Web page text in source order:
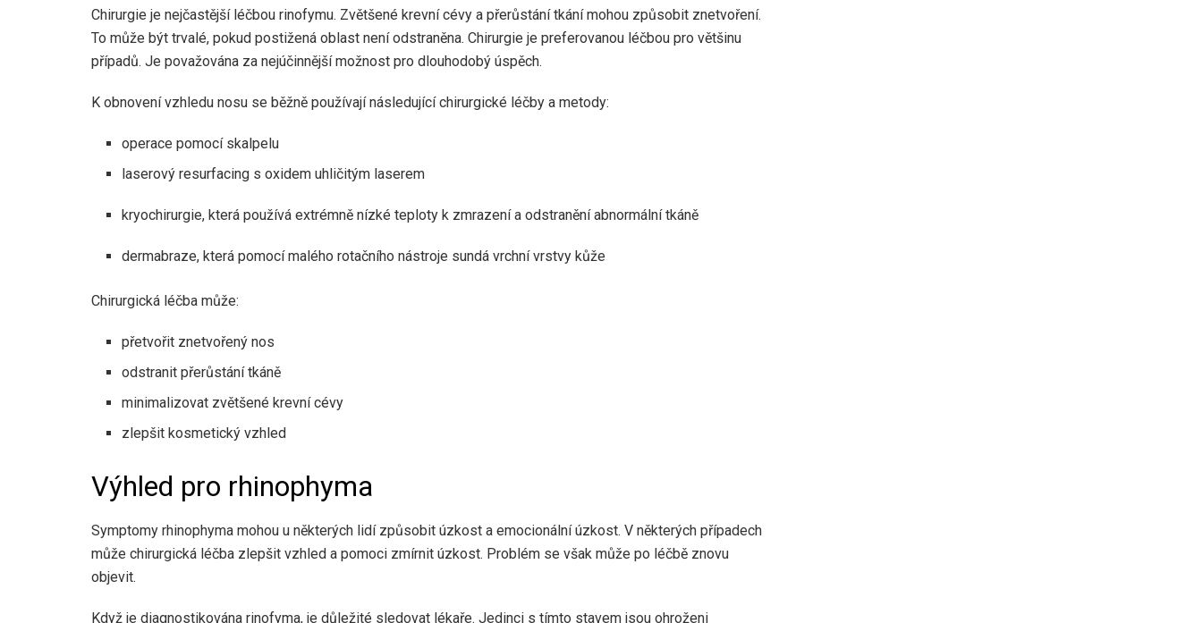
Chirurgie je nejčastější léčbou rinofymu. Zvětšené krevní cévy a přerůstání tkání mohou způsobit znetvoření.
To může být trvalé, pokud postižená oblast není odstraněna. Chirurgie je preferovanou léčbou pro většinu
případů. Je považována za nejúčinnější možnost pro dlouhodobý úspěch.
K obnovení vzhledu nosu se běžně používají následující chirurgické léčby a metody:
operace pomocí skalpelu
laserový resurfacing s oxidem uhličitým laserem
kryochirurgie, která používá extrémně nízké teploty k zmrazení a odstranění abnormální tkáně
dermabraze, která pomocí malého rotačního nástroje sundá vrchní vrstvy kůže
Chirurgická léčba může:
přetvořit znetvořený nos
odstranit přerůstání tkáně
minimalizovat zvětšené krevní cévy
zlepšit kosmetický vzhled
Výhled pro rhinophyma
Symptomy rhinophyma mohou u některých lidí způsobit úzkost a emocionální úzkost. V některých případech
může chirurgická léčba zlepšit vzhled a pomoci zmírnit úzkost. Problém se však může po léčbě znovu
objevit.
Když je diagnostikována rinofyma, je důležité sledovat lékaře. Jedinci s tímto stavem jsou ohroženi